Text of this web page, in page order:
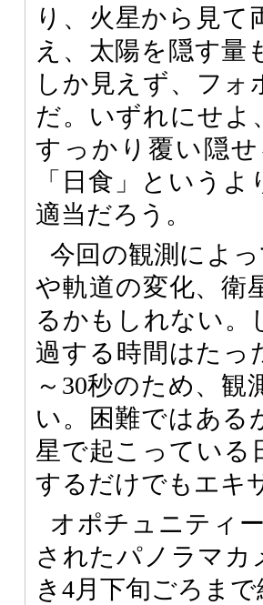
り、火星から見
え、太陽を隠す量
しか見えず、フ
だ。いずれにせよ
すっかり覆い隠
「日食」という
適当だろう。
今回の観測によ
や軌道の変化、衛
るかもしれない。
過する時間はたっ
～30秒のため、
い。困難ではある
星で起こっている
するだけでもエキ
オポチュニティ
されたパノラマカ
き4月下旬ごろま